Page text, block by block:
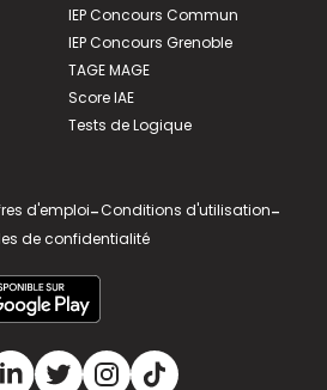
IEP Concours Commun
IEP Concours Grenoble
TAGE MAGE
Score IAE
Tests de Logique
d'emploi-Conditions d'utilisation-
de confidentialité